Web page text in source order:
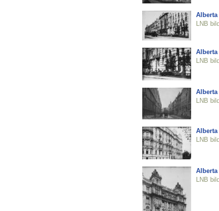
Alberta
LNB
Alberta
LNB
Alberta
LNB
LNB
Alberta
LNB